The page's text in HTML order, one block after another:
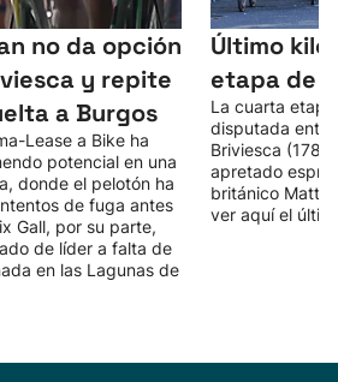
no da opción
y repite
a Burgos
Lease a Bike ha
potencial en una
donde el pelotón ha
de fuga antes
Gall, por su parte,
de líder a falta de
en las Lagunas de
Último
etapa de
La cuarta
disputada
Briviesca (178
apretado
británico
ver aquí el